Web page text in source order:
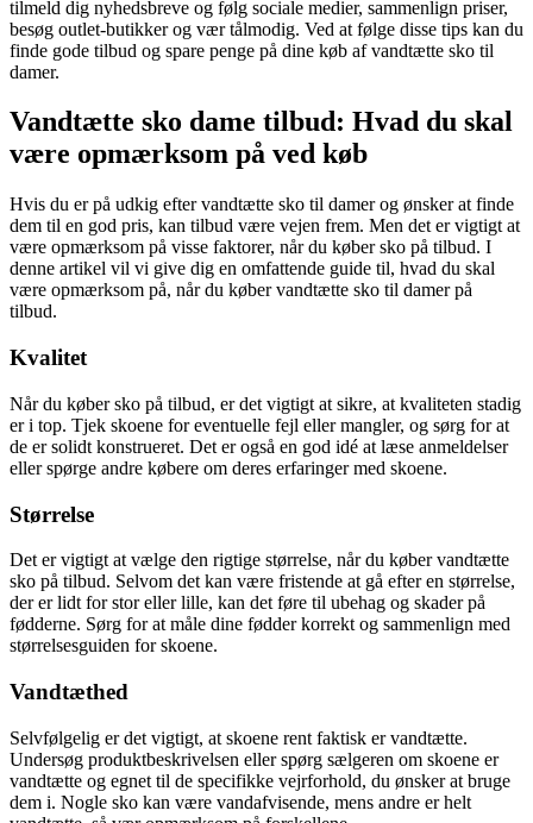
tilmeld dig nyhedsbreve og følg sociale medier, sammenlign priser,
besøg outlet-butikker og vær tålmodig. Ved at følge disse tips kan du
finde gode tilbud og spare penge på dine køb af vandtætte sko til
damer.
Vandtætte sko dame tilbud: Hvad du skal
være opmærksom på ved køb
Hvis du er på udkig efter vandtætte sko til damer og ønsker at finde
dem til en god pris, kan tilbud være vejen frem. Men det er vigtigt at
være opmærksom på visse faktorer, når du køber sko på tilbud. I
denne artikel vil vi give dig en omfattende guide til, hvad du skal
være opmærksom på, når du køber vandtætte sko til damer på
tilbud.
Kvalitet
Når du køber sko på tilbud, er det vigtigt at sikre, at kvaliteten stadig
er i top. Tjek skoene for eventuelle fejl eller mangler, og sørg for at
de er solidt konstrueret. Det er også en god idé at læse anmeldelser
eller spørge andre købere om deres erfaringer med skoene.
Størrelse
Det er vigtigt at vælge den rigtige størrelse, når du køber vandtætte
sko på tilbud. Selvom det kan være fristende at gå efter en størrelse,
der er lidt for stor eller lille, kan det føre til ubehag og skader på
fødderne. Sørg for at måle dine fødder korrekt og sammenlign med
størrelsesguiden for skoene.
Vandtæthed
Selvfølgelig er det vigtigt, at skoene rent faktisk er vandtætte.
Undersøg produktbeskrivelsen eller spørg sælgeren om skoene er
vandtætte og egnet til de specifikke vejrforhold, du ønsker at bruge
dem i. Nogle sko kan være vandafvisende, mens andre er helt